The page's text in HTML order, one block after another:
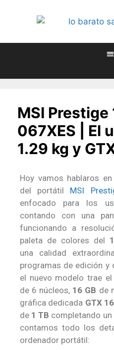
MSI Prestige
067XES | El
1.29 kg y
Hoy vamos hablaros
del portátil MSI
enfocado para los
contando con una
funcionando a
paleta de colores del
una calidad
programas de edición y
el nuevo modelo trae
de 6 núcleos, 16 GB de
gráfica dedicada GTX
de 1 TB completando
contamos todo los
ordenador portátil: